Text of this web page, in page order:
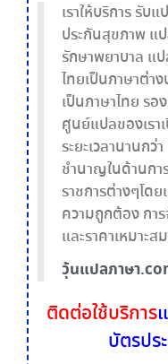
เราให้บริการ รั
ประกันสุขภาพ แ
รักษาพยาบาล แ
ไทยเป็นภาษาต่า
เป็นภาษาไทย ร
ศูนย์แปลของเรา
ระยะเวลานานก
ชำนาญในด้านกา
ราชการต่างๆโด
ความถูกต้อง กา
และราคาเหมาะ
วุ้นแปลภาษา
ติดต่อใช้บริการ
บัตรปร